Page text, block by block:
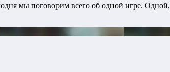
мы поговорим всего об одной игре.